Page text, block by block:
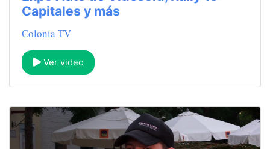
Capitales y más
Colonia TV
Ver video